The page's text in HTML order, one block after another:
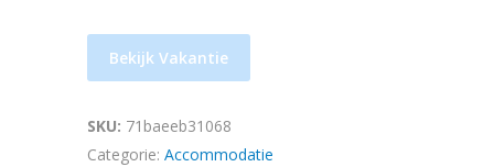
Bekijk Vakantie
SKU: 71baeeb31068
Categorie: Accommodatie